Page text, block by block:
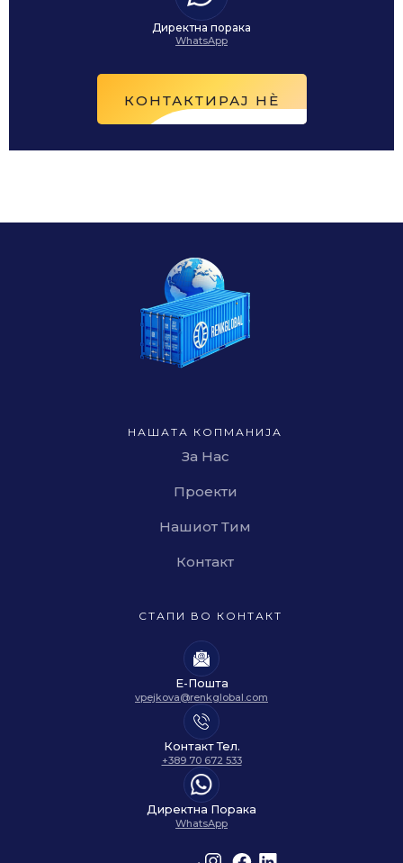
Директна порака
WhatsApp
КОНТАКТИРАЈ НÈ
НАШАТА КОПМАНИЈА
За Нас
Проекти
Нашиот Тим
Контакт
СТАПИ ВО КОНТАКТ
Е-Пошта
vpejkova@renkglobal.com
Контакт Тел.
+389 70 672 533
Директна Порака
WhatsApp